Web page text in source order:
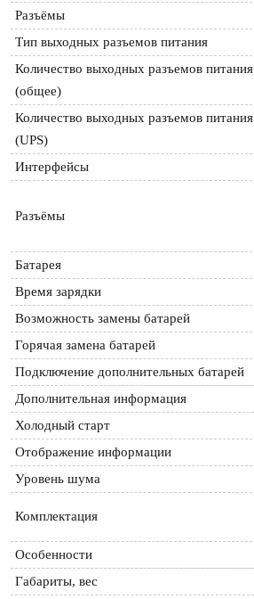
Разъёмы
Тип выходных разъемов питания
Количество выходных разъемов питания
(общее)
Количество выходных разъемов питания
(UPS)
Интерфейсы
Разъёмы
Батарея
Время зарядки
Возможность замены батарей
Горячая замена батарей
Подключение дополнительных батарей
Дополнительная информация
Холодный старт
Отображение информации
Уровень шума
Комплектация
Особенности
Габариты, вес